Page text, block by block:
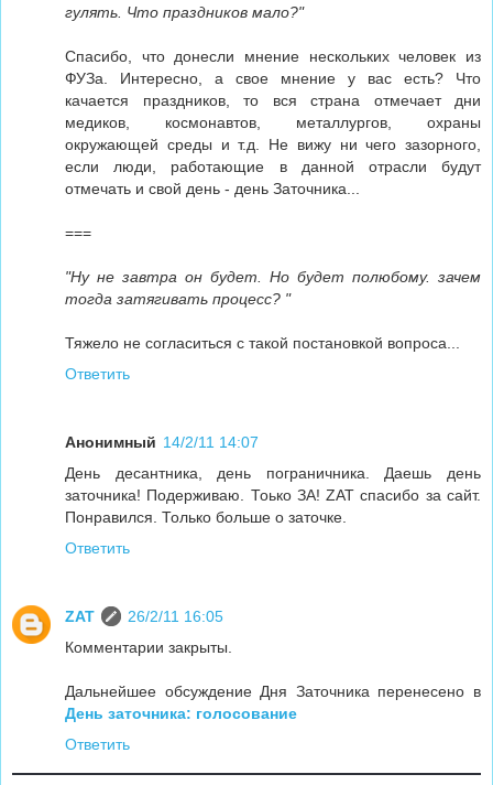
гулять. Что праздников мало?"
Спасибо, что донесли мнение нескольких человек из
ФУЗа. Интересно, а свое мнение у вас есть? Что
качается праздников, то вся страна отмечает дни
медиков, космонавтов, металлургов, охраны
окружающей среды и т.д. Не вижу ни чего зазорного,
если люди, работающие в данной отрасли будут
отмечать и свой день - день Заточника...
===
"Ну не завтра он будет. Но будет полюбому. зачем
тогда затягивать процесс? "
Тяжело не согласиться с такой постановкой вопроса...
Ответить
Анонимный 14/2/11 14:07
День десантника, день пограничника. Даешь день
заточника! Подерживаю. Тоько ЗА! ZAT спасибо за сайт.
Понравился. Только больше о заточке.
Ответить
ZAT
26/2/11 16:05
Комментарии закрыты.
Дальнейшее обсуждение Дня Заточника перенесено в
День заточника: голосование
Ответить